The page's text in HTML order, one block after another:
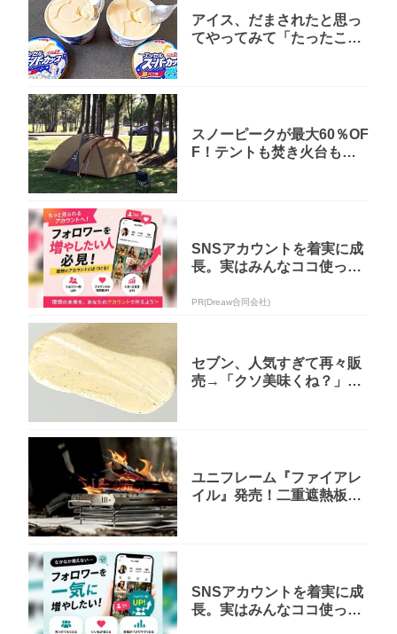
アイス、だまされたと思っ
てやってみて「たったこれ
スノーピークが最大60％OF
F！テントも焚き火台も楽
SNSアカウントを着実に成
長。実はみんなココ使って
PR(Dreaw合同会社)
セブン、人気すぎて再々販
売→「クソ美味くね？」
ユニフレーム『ファイアレ
イル』発売！二重遮熱板搭
SNSアカウントを着実に成
長。実はみんなココ使って